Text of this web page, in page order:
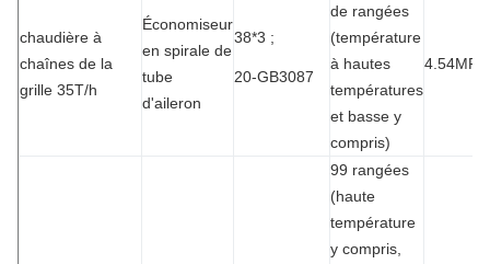
chaudière à
chaînes de la
grille 35T/h
Économiseur
en spirale de
tube
d'aileron
38*3 ;
20-GB3087
de rangées
(température
à hautes
températures
et basse y
compris)
4.54MPa
99 rangées
(haute
température
y compris,